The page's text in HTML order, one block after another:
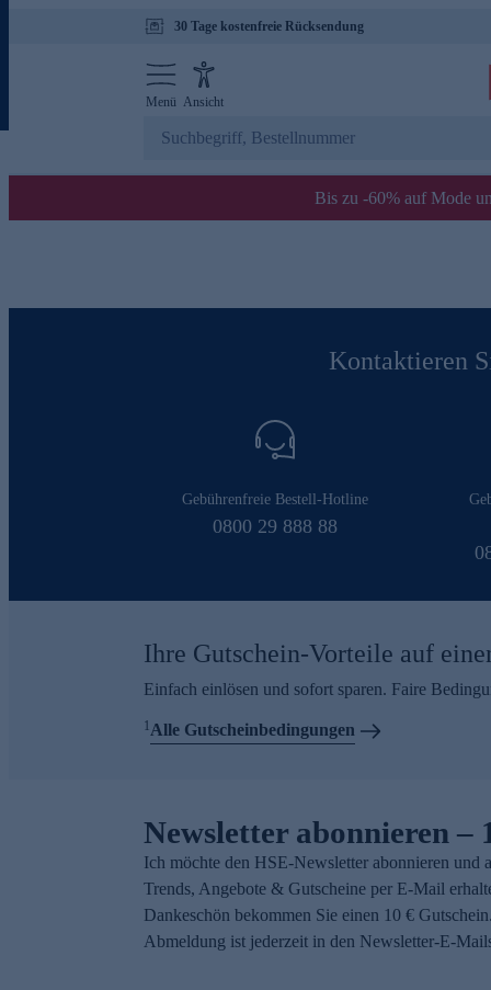
30 Tage kostenfreie Rücksendung
Menü Ansicht
Bis zu -60% auf Mode
Kontaktieren
Gebührenfreie Bestell-Hotline
0800 29 888 88
Ihre Gutschein-Vorteile auf
Einfach einlösen und sofort sparen. Faire
1Alle Gutscheinbedingungen
Newsletter abonnieren –
Ich möchte den HSE-Newsletter abonnieren und
Trends, Angebote & Gutscheine per E-Mail
Dankeschön bekommen Sie einen 10 €
Abmeldung ist jederzeit in den Newsletter-E-